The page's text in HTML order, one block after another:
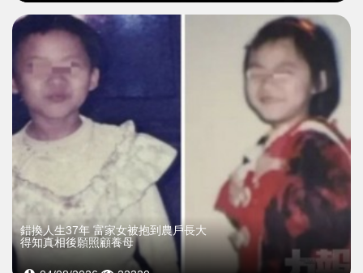
錯換人生37年 富家女被抱到農戶長大
得知真相後願照顧養母